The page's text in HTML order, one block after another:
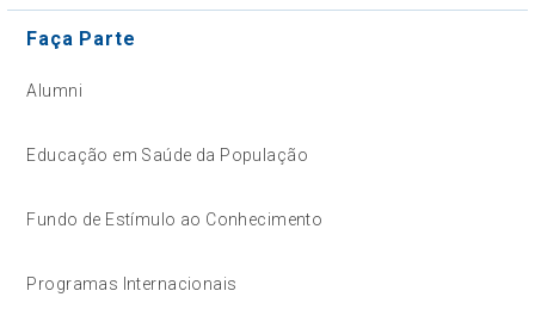
Faça Parte
Alumni
Educação em Saúde da População
Fundo de Estímulo ao Conhecimento
Programas Internacionais